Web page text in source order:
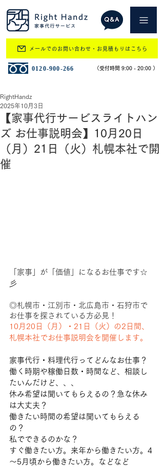
​0120-900-266 ​（受付時間 9:00 - 20:00 ）
メールでのお問い合わせ・お見積もりはこちら
【家事代行サービスライトハン
ズ お仕事説明会】10月20日
（月）21日（火）札幌本社で開
催
RightHandz
2025年10月3日
「家事」が「価値」になるお仕事です☆
彡
◎札幌市・江別市・北広島市・石狩市で
お仕事を探されている方必見！
10月20日（月）・21日（火）の2日間、
札幌本社でお仕事説明会を開催します。
家事代行・料理代行ってどんなお仕事？
働く時期や稼働日数・時間など、相談し
たいんだけど、、、
休み希望は聞いてもらえるの？急な休み
は大丈夫？
働きたい時間の希望は聞いてもらえる
の？
私でできるのかな？
すぐ働きたい方。来年から働きたい方。4
～5月頃から働きたい方。などなど